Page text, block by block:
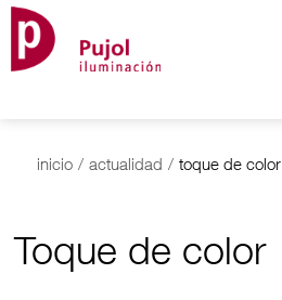
inicio / actualidad / toque de color
Toque de color